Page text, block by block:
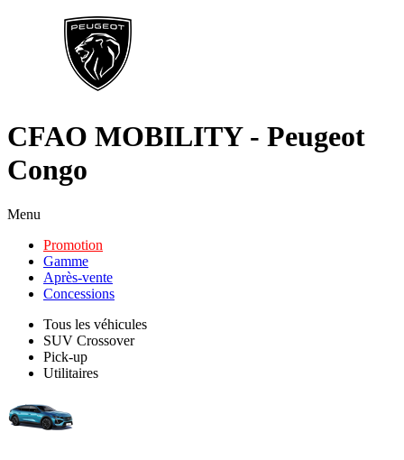
CFAO MOBILITY - Peugeot
Congo
Menu
Promotion
Gamme
Après-vente
Concessions
Tous les véhicules
SUV Crossover
Pick-up
Utilitaires